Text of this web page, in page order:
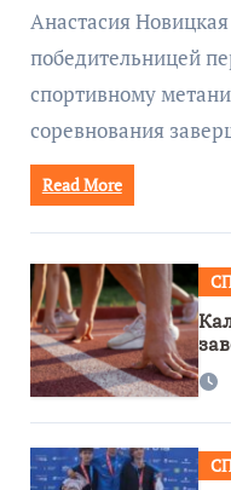
Анастасия
победительницей
спортивному
соревнования
Read More